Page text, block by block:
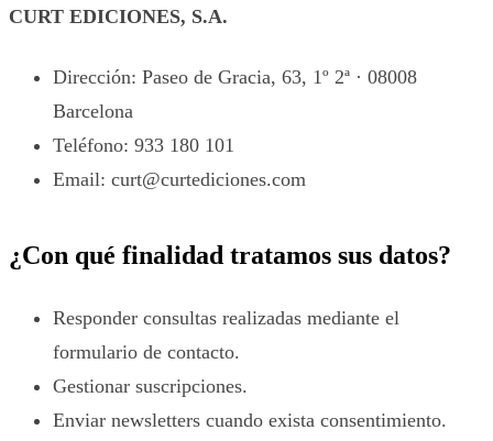
CURT EDICIONES, S.A.
Dirección: Paseo de Gracia, 63, 1º 2ª · 08008
Barcelona
Teléfono: 933 180 101
Email: curt@curtediciones.com
¿Con qué finalidad tratamos sus datos?
Responder consultas realizadas mediante el
formulario de contacto.
Gestionar suscripciones.
Enviar newsletters cuando exista consentimiento.